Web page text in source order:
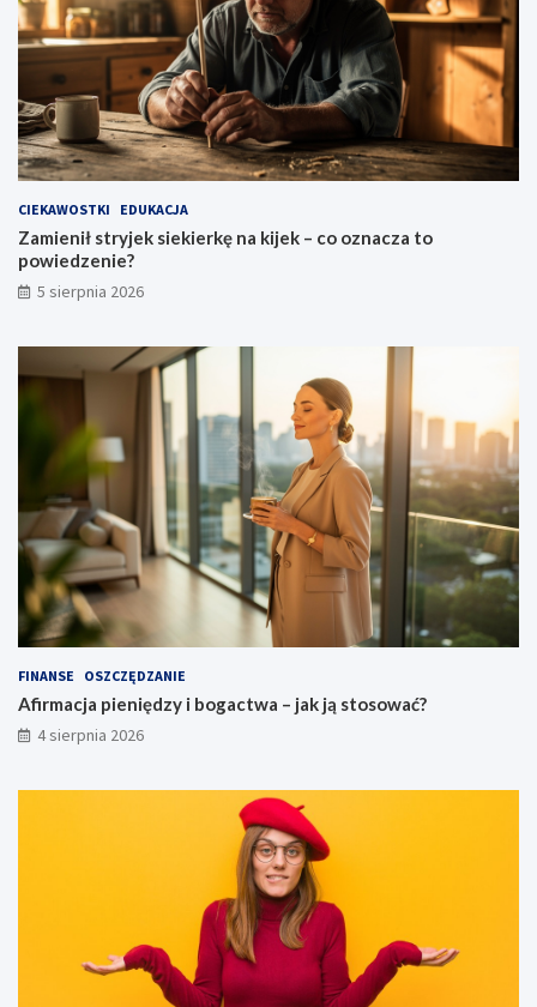
CIEKAWOSTKI EDUKACJA
Zamienił stryjek siekierkę na kijek – co oznacza to
powiedzenie?
5 sierpnia 2026
FINANSE OSZCZĘDZANIE
Afirmacja pieniędzy i bogactwa – jak ją stosować?
4 sierpnia 2026